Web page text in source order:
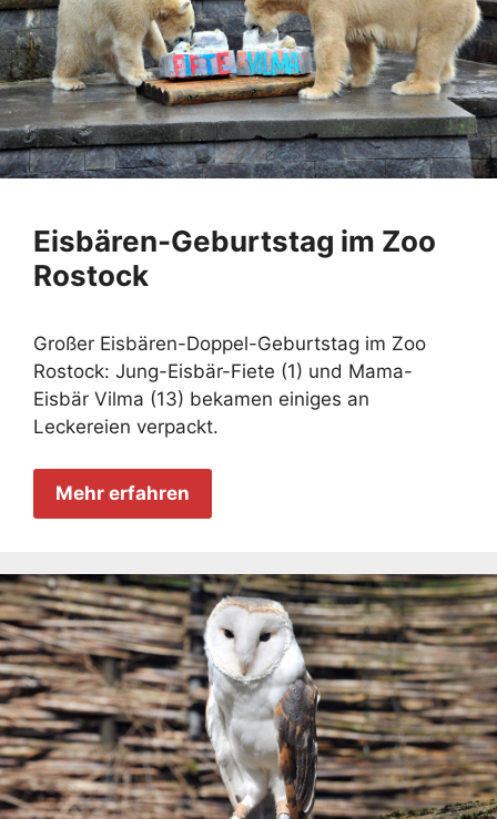
Eisbären-Geburtstag im Zoo
Rostock
Großer Eisbären-Doppel-Geburtstag im Zoo
Rostock: Jung-Eisbär-Fiete (1) und Mama-
Eisbär Vilma (13) bekamen einiges an
Leckereien verpackt.
Mehr erfahren